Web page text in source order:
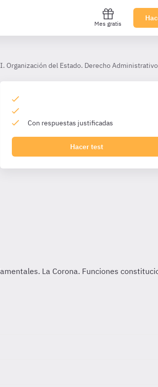
Mes gratis
I. Organización del Estado. Derecho
Con respuestas justificadas
Hacer test